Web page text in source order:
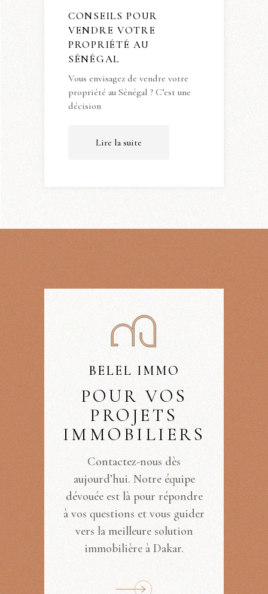
CONSEILS POUR
VENDRE VOTRE
PROPRIÉTÉ AU
SÉNÉGAL
Vous envisagez de vendre votre
propriété au Sénégal ? C’est une
décision
Lire la suite
BELEL IMMO
POUR VOS
PROJETS
IMMOBILIERS
Contactez-nous dès
aujourd’hui. Notre équipe
dévouée est là pour répondre
à vos questions et vous guider
vers la meilleure solution
immobilière à Dakar.